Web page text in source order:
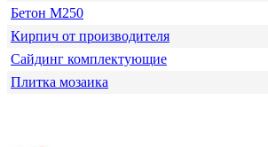
Бетон М250
Кирпич от производителя
Сайдинг комплектующие
Плитка мозаика